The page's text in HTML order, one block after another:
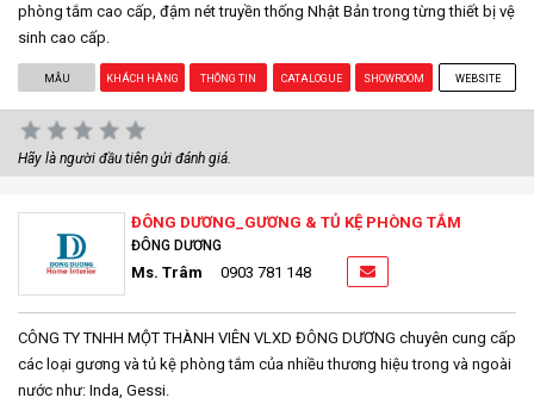
phòng tắm cao cấp, đậm nét truyền thống Nhật Bản trong từng thiết bị vệ
sinh cao cấp.
MẪU KHÁCH HÀNG THÔNG TIN CATALOGUE SHOWROOM WEBSITE
Hãy là người đầu tiên gửi đánh giá.
ĐÔNG DƯƠNG_GƯƠNG & TỦ KỆ PHÒNG TẮM
ĐÔNG DƯƠNG
Ms. Trâm 0903 781 148
CÔNG TY TNHH MỘT THÀNH VIÊN VLXD ĐÔNG DƯƠNG chuyên cung cấp
các loại gương và tủ kệ phòng tắm của nhiều thương hiệu trong và ngoài
nước như: Inda, Gessi.